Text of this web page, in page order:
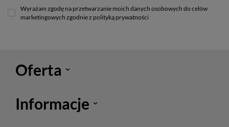
Wyrażam zgodę na przetwarzanie moich danych osobowych do celów
marketingowych zgodnie z polityką prywatności
Oferta
Informacje